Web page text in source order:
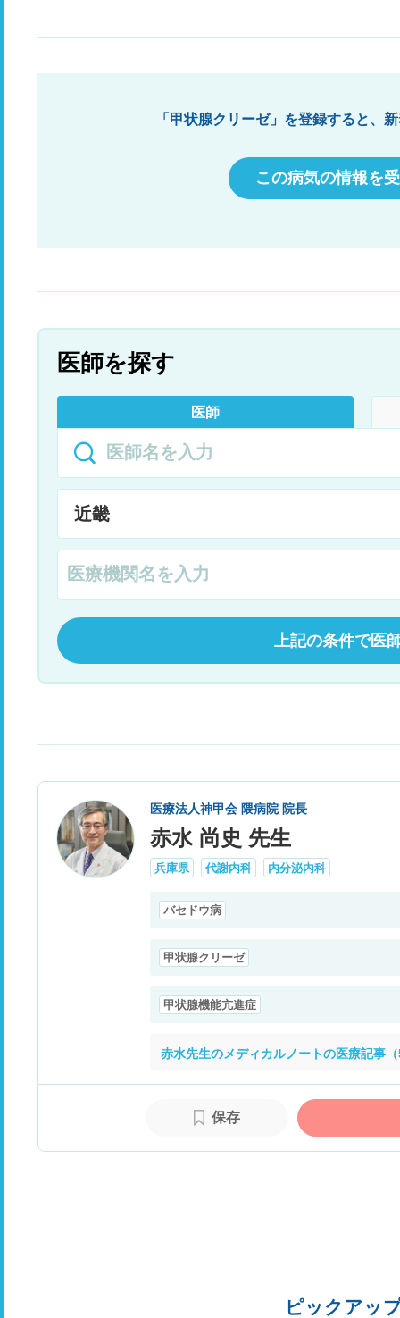
「甲状腺クリーゼ」を登録すると、
この病気の情報を
医師を探す
医師
上記の条件で医
医療法人神甲会 隈病院 院長
赤水 尚史 先生
兵庫県 代謝内科 内分泌内科
バセドウ病
甲状腺クリーゼ
甲状腺機能亢進症
赤水先生のメディカルノートの医療記事
保存
ピックアッ